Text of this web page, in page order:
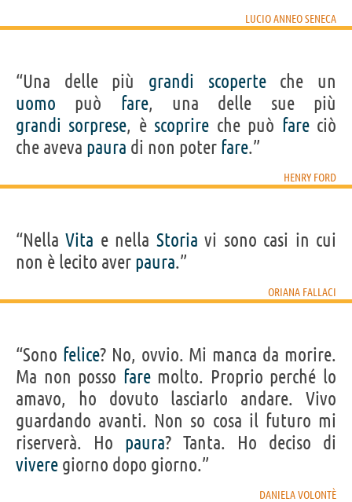
LUCIO ANNEO SENECA
“Una delle più grandi scoperteche un
uomo può fare, una delle sue più
grandi sorprese, è scoprire che può fareciò
che aveva paura di non poter fare.”
HENRY FORD
“NellaVita e nella Storia vi sono casi in cui
non è lecito aver paura.”
ORIANA FALLACI
“Sono felice? No, ovvio. Mi manca da morire.
Ma non posso faremolto. Proprio perché lo
amavo, ho dovuto lasciarlo andare. Vivo
guardando avanti. Non so cosa il futuro mi
riserverà. Ho paura? Tanta. Ho deciso di
vivere giorno dopo giorno.”
DANIELA VOLONTÈ